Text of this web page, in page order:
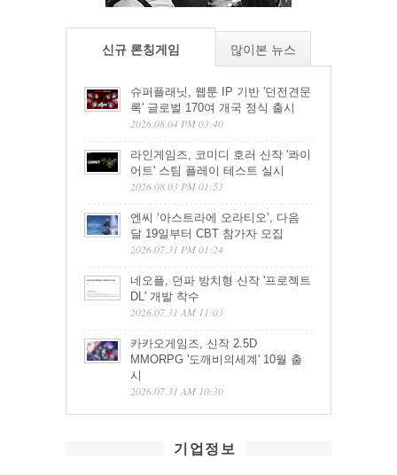
신규 론칭게임 많이본 뉴스
슈퍼플래닛, 웹툰 IP 기반 '던전견문
록' 글로벌 170여 개국 정식 출시
2026.08.04 PM 03:40
라인게임즈, 코미디 호러 신작 '콰이
어트' 스팀 플레이 테스트 실시
2026.08.03 PM 01:53
엔씨 ‘아스트라에 오라티오’, 다음
달 19일부터 CBT 참가자 모집
2026.07.31 PM 01:24
네오플, 던파 방치형 신작 '프로젝트
DL' 개발 착수
2026.07.31 AM 11:03
카카오게임즈, 신작 2.5D
MMORPG '도깨비의세계' 10월 출
시
2026.07.31 AM 10:30
기업정보